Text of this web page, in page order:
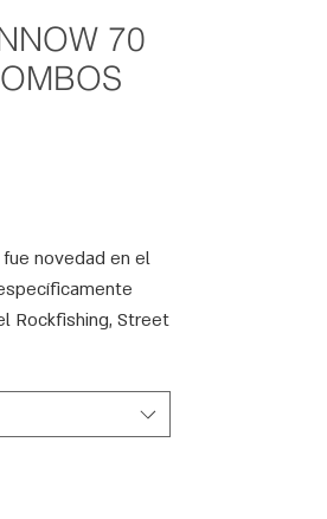
70
fue novedad en el
Rockfishing, Street
el señuelo cinco
El Black minnow es
para la pesca
la lubina, la
bass, el lucio